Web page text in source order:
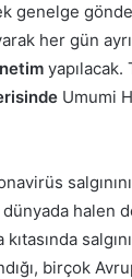
genelge
her gün
Umumi
dünyada halen
birçok